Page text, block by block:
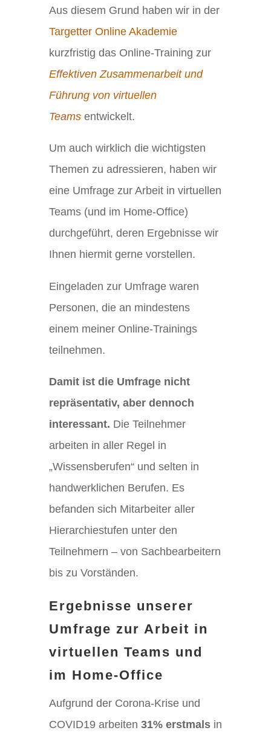
Aus diesem Grund haben wir in der
Targetter Online Akademie
kurzfristig das Online-Training zur
Effektiven Zusammenarbeit und
Führung von virtuellen
Teams entwickelt.
Um auch wirklich die wichtigsten
Themen zu adressieren, haben wir
eine Umfrage zur Arbeit in virtuellen
Teams (und im Home-Office)
durchgeführt, deren Ergebnisse wir
Ihnen hiermit gerne vorstellen.
Eingeladen zur Umfrage waren
Personen, die an mindestens
einem meiner Online-Trainings
teilnehmen.
Damit ist die Umfrage nicht
repräsentativ, aber dennoch
interessant. Die Teilnehmer
arbeiten in aller Regel in
„Wissensberufen“ und selten in
handwerklichen Berufen. Es
befanden sich Mitarbeiter aller
Hierarchiestufen unter den
Teilnehmern – von Sachbearbeitern
bis zu Vorständen.
Ergebnisse unserer
Umfrage zur Arbeit in
virtuellen Teams und
im Home-Office
Aufgrund der Corona-Krise und
COVID19 arbeiten 31% erstmalsin